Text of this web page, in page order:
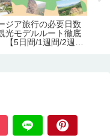
ジア旅行の必要日数
光モデルルート徹底
【5日間/1週間/2週